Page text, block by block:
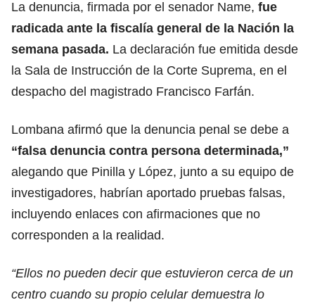
La denuncia, firmada por el senador Name, fue
radicada ante la fiscalía general de la Nación la
semana pasada. La declaración fue emitida desde
la Sala de Instrucción de la Corte Suprema, en el
despacho del magistrado Francisco Farfán.
Lombana afirmó que la denuncia penal se debe a
“falsa denuncia contra persona determinada,”
alegando que Pinilla y López, junto a su equipo de
investigadores, habrían aportado pruebas falsas,
incluyendo enlaces con afirmaciones que no
corresponden a la realidad.
“Ellos no pueden decir que estuvieron cerca de un
centro cuando su propio celular demuestra lo